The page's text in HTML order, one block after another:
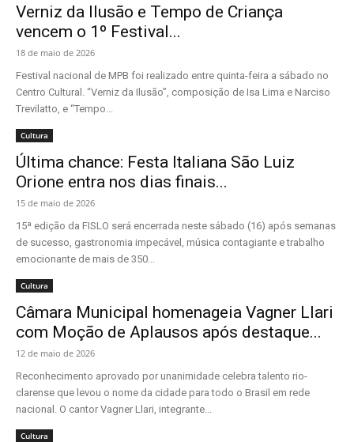
Verniz da Ilusão e Tempo de Criança
vencem o 1º Festival...
18 de maio de 2026
Festival nacional de MPB foi realizado entre quinta-feira a sábado no
Centro Cultural. “Verniz da Ilusão”, composição de Isa Lima e Narciso
Trevilatto, e “Tempo...
Cultura
Última chance: Festa Italiana São Luiz
Orione entra nos dias finais...
15 de maio de 2026
15ª edição da FISLO será encerrada neste sábado (16) após semanas
de sucesso, gastronomia impecável, música contagiante e trabalho
emocionante de mais de 350...
Cultura
Câmara Municipal homenageia Vagner Llari
com Moção de Aplausos após destaque...
12 de maio de 2026
Reconhecimento aprovado por unanimidade celebra talento rio-
clarense que levou o nome da cidade para todo o Brasil em rede
nacional. O cantor Vagner Llari, integrante...
Cultura